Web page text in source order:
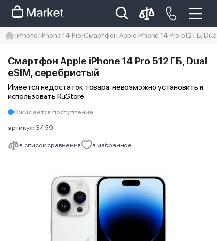
Iphone 14 pro max
айфон 14
iPhone iPhone 14 Pro Смартфон Apple iPhone 14 Pro 512 ГБ,
в список сравнения в избранное
Смартфон Apple iPhone 14 Pro 512 ГБ, Dual
еSIM, серебристый
Имеется недостаток товара: невозможно установить и
использовать RuStore
Ожидается поступление
артикул: 3459